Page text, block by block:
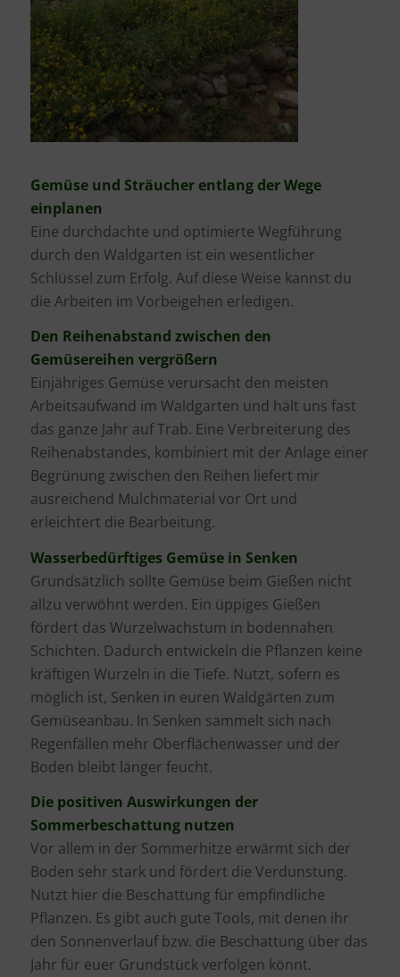
Gemüse und Sträucher entlang der Wege
einplanen
Eine durchdachte und optimierte Wegführung
durch den Waldgarten ist ein wesentlicher
Schlüssel zum Erfolg. Auf diese Weise kannst du
die Arbeiten im Vorbeigehen erledigen.
Den Reihenabstand zwischen den
Gemüsereihen vergrößern
Einjähriges Gemüse verursacht den meisten
Arbeitsaufwand im Waldgarten und hält uns fast
das ganze Jahr auf Trab. Eine Verbreiterung des
Reihenabstandes, kombiniert mit der Anlage einer
Begrünung zwischen den Reihen liefert mir
ausreichend Mulchmaterial vor Ort und
erleichtert die Bearbeitung.
Wasserbedürftiges Gemüse in Senken
Grundsätzlich sollte Gemüse beim Gießen nicht
allzu verwöhnt werden. Ein üppiges Gießen
fördert das Wurzelwachstum in bodennahen
Schichten. Dadurch entwickeln die Pflanzen keine
kräftigen Wurzeln in die Tiefe. Nutzt, sofern es
möglich ist, Senken in euren Waldgärten zum
Gemüseanbau. In Senken sammelt sich nach
Regenfällen mehr Oberflächenwasser und der
Boden bleibt länger feucht.
Die positiven Auswirkungen der
Sommerbeschattung nutzen
Vor allem in der Sommerhitze erwärmt sich der
Boden sehr stark und fördert die Verdunstung.
Nutzt hier die Beschattung für empfindliche
Pflanzen. Es gibt auch gute Tools, mit denen ihr
den Sonnenverlauf bzw. die Beschattung über das
Jahr für euer Grundstück verfolgen könnt.